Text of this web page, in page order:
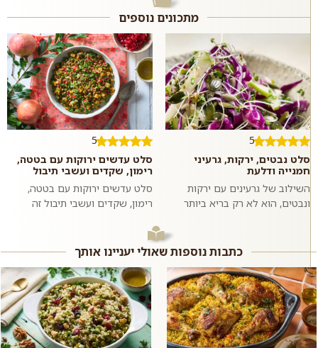
מתכונים נוספים
5
סלט נבטים, ירקות, גרעיני
חמנייה ודלעת
השילוב של גרעינים עם ירקות
ונבטים, הוא לא רק בריא ביותר
5
סלט עדשים ירוקות עם בטטה,
רימון, שקדים ועשבי תיבול
סלט עדשים ירוקות עם בטטה,
רימון, שקדים ועשבי תיבול זה
משביע וסופר פשוט וזריז להכנה
בזכות...
כתבות נוספות שאולי יעניינו אותך